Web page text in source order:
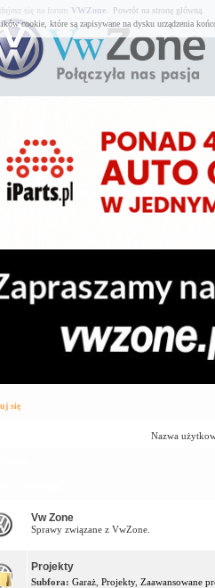
cookie, które są zapisywane na dysku urządzenia
się na forum VWZone. Powrót na stronę główną.
się
Nazwa
Vw Zone
Sprawy związane z VwZone.
Projekty
Subfora: Garaż, Projekty, Zaawansowane